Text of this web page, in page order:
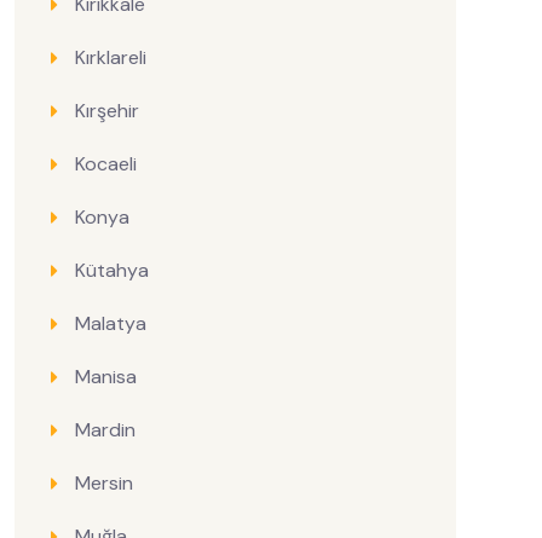
Kırklareli
Kırşehir
Kocaeli
Konya
Kütahya
Malatya
Manisa
Mardin
Mersin